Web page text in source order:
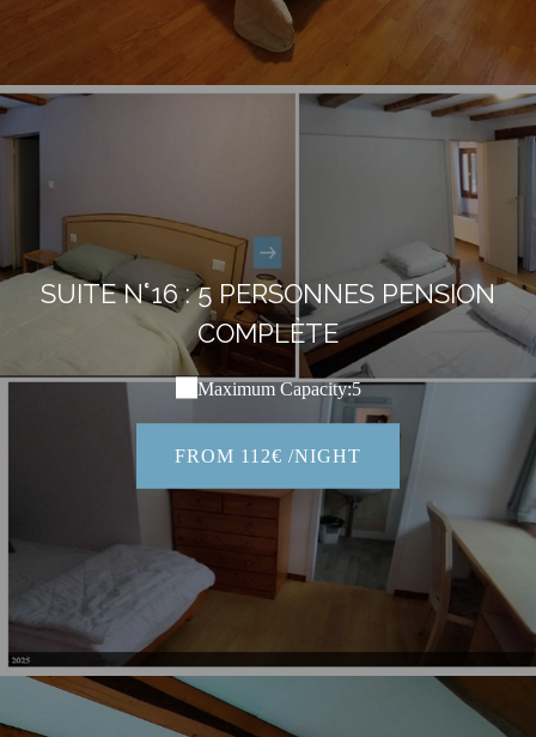
SUITE N°16 : 5 PERSONNES PENSION
COMPLÈTE
Maximum Capacity:5
FROM 112€ /NIGHT